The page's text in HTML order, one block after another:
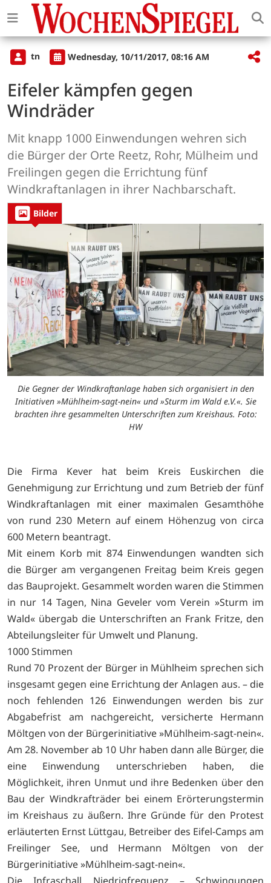
tn Wednesday, 10/11/2017, 08:16 AM
Eifeler kämpfen gegen
Windräder
Mit knapp 1000 Einwendungen wehren sich
die Bürger der Orte Reetz, Rohr, Mülheim und
Freilingen gegen die Errichtung fünf
Windkraftanlagen in ihrer Nachbarschaft.
Bilder
Die Gegner der Windkraftanlage haben sich organisiert in den
Initiativen »Mühlheim-sagt-nein« und »Sturm im Wald e.V.«. Sie
brachten ihre gesammelten Unterschriften zum Kreishaus. Foto:
HW
Die Firma Kever hat beim Kreis Euskirchen die
Genehmigung zur Errichtung und zum Betrieb der fünf
Windkraftanlagen mit einer maximalen Gesamthöhe
von rund 230 Metern auf einem Höhenzug von circa
600 Metern beantragt.
Mit einem Korb mit 874 Einwendungen wandten sich
die Bürger am vergangenen Freitag beim Kreis gegen
das Bauprojekt. Gesammelt worden waren die Stimmen
in nur 14 Tagen, Nina Geveler vom Verein »Sturm im
Wald« übergab die Unterschriften an Frank Fritze, den
Abteilungsleiter für Umwelt und Planung.
1000 Stimmen
Rund 70 Prozent der Bürger in Mühlheim sprechen sich
insgesamt gegen eine Errichtung der Anlagen aus. – die
noch fehlenden 126 Einwendungen werden bis zur
Abgabefrist am nachgereicht, versicherte Hermann
Möltgen von der Bürgerinitiative »Mühlheim-sagt-nein«.
Am 28. November ab 10 Uhr haben dann alle Bürger, die
eine Einwendung unterschrieben haben, die
Möglichkeit, ihren Unmut und ihre Bedenken über den
Bau der Windkrafträder bei einem Erörterungstermin
im Kreishaus zu äußern. Ihre Gründe für den Protest
erläuterten Ernst Lüttgau, Betreiber des Eifel-Camps am
Freilinger See, und Hermann Möltgen von der
Bürgerinitiative »Mühlheim-sagt-nein«.